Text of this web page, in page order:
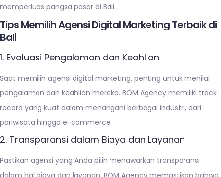
memperluas pangsa pasar di Bali.
Tips Memilih Agensi Digital Marketing Terbaik di
Bali
1. Evaluasi Pengalaman dan Keahlian
Saat memilih agensi digital marketing, penting untuk menilai
pengalaman dan keahlian mereka. BOM Agency memiliki track
record yang kuat dalam menangani berbagai industri, dari
pariwisata hingga e-commerce.
2. Transparansi dalam Biaya dan Layanan
Pastikan agensi yang Anda pilih menawarkan transparansi
dalam hal biaya dan layanan. BOM Agency memastikan bahwa